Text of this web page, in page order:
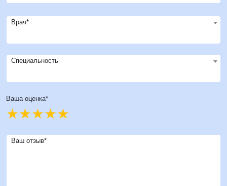
Врач*
Специальность
Ваша оценка*
Ваш отзыв*